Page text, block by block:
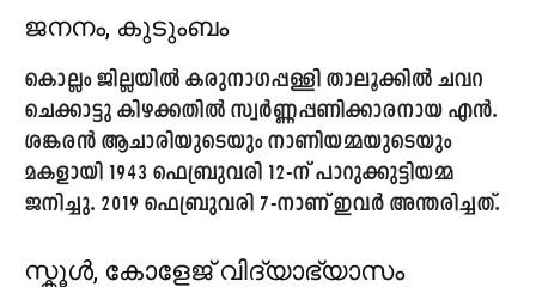
ജനനം, കുടുംബം
കൊല്ലം ജില്ലയിൽ കരുനാഗപ്പള്ളി താലൂക്കിൽ ചവറ
ചെക്കാട്ടു കിഴക്കതിൽ സ്വർണ്ണപ്പണിക്കാരനായ എൻ.
ശങ്കരൻ ആചാരിയുടെയും നാണിയമ്മയുടെയും
മകളായി 1943 ഫെബ്രുവരി 12-ന്പാറുക്കുട്ടിയമ്മ
ജനിച്ചു. 2019 ഫെബ്രുവരി 7-നാണ് ഇവർ അന്തരിച്ചത്.
സ്കൂൾ, കോളേജ് വിദ്യാഭ്യാസം